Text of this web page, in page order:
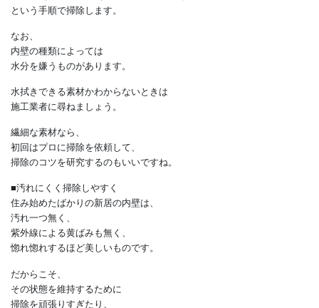
リメイクシートは
貼り直しできるタイプなら、
お子さんと気軽にＤＩＹを楽しめそうです。
■掃除
１.住宅用洗剤や重曹水を付けた布で拭く
２.水拭きの後、乾拭きしてしっかり乾かす
という手順で掃除します。
なお、
内壁の種類によっては
水分を嫌うものがあります。
施工業者に尋ねましょう。
繊細な素材なら、